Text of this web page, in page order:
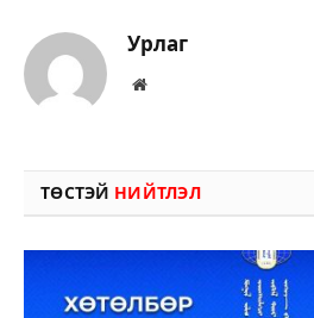
Урлаг
Вэбсайт
ТӨСТЭЙ НИЙТЛЭЛ